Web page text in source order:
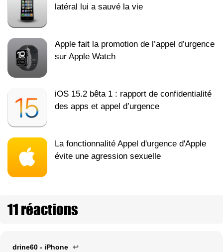
latéral lui a sauvé la vie
Apple fait la promotion de l’appel d’urgence
sur Apple Watch
iOS 15.2 bêta 1 : rapport de confidentialité
des apps et appel d’urgence
La fonctionnalité Appel d'urgence d'Apple
évite une agression sexuelle
11 réactions
drine60 - iPhone ↩